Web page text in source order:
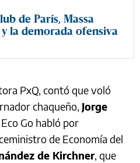
de París, Massa
la demorada ofensiva
PxQ, contó que voló
chaqueño, Jorge
Go habló por
de Economía del
de Kirchner, que